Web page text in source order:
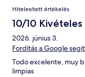
Hitelesített értékelés
10/10 Kivételes
2026. június 3.
Fordítás a Google
Todo excelente, muy
limpias